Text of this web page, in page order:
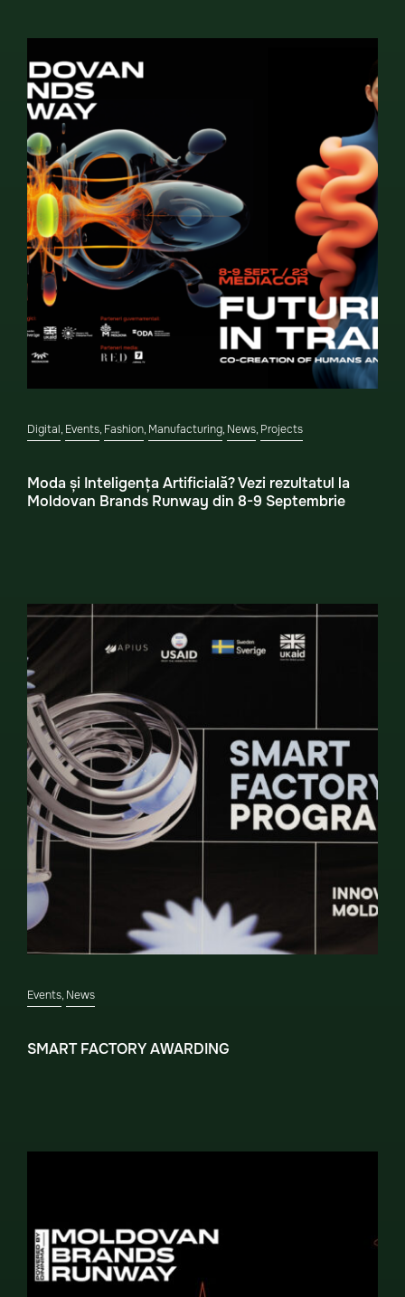
Digital, Events, Fashion, Manufacturing, News, Projects
Moda și Inteligența Artificială? Vezi rezultatul la
Moldovan Brands Runway din 8-9 Septembrie
Events, News
SMART FACTORY AWARDING